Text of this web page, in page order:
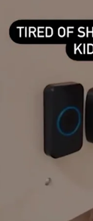
a la hora de
que llaman